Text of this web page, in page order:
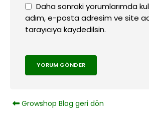
Daha sonraki yorumlarımda
adım, e-posta adresim ve site
tarayıcıya kaydedilsin.
Growshop Blog geri dön